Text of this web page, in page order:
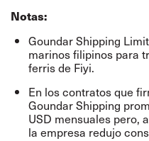
Notas:
Goundar Shipping
marinos filipinos para
ferris de Fiyi.
En los contratos que
Goundar Shipping
USD mensuales pero,
la empresa redujo